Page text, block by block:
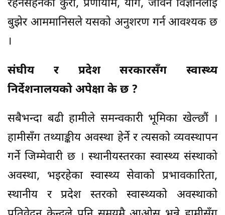
रहनसहनका कुरा, प्रणायाम, योग, जीवन विज्ञानलाई
बुझेर आममानिसले यसको अनुशरण गर्न आवश्यक छ
।
संघीय र प्रदेश सरकारसँग स्वास्थ्य
निर्देशनालयको अपेक्षा के छ ?
सबैभन्दा बढी हामीले समन्वकारी भूमिका खेल्छौं ।
हामीसँग तथ्याङ्कीय अवस्था हेर्ने र त्यसको व्यवस्थापन
गर्ने जिम्मेवारी छ । स्थानीयस्तरका स्वास्थ्य संस्थाको
अवस्था, भइरहेका स्वास्थ्य सेवाको प्रभावकारिता,
स्थानीय र प्रदेश स्तरको स्वास्थ्यको अवस्थाको